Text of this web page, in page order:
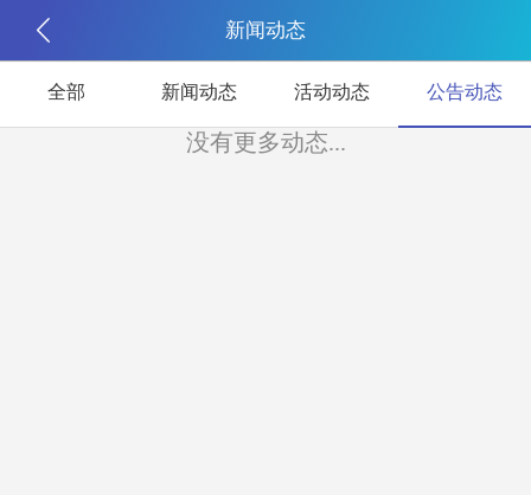
新闻动态
全部 新闻动态 活动动态 公告动态
没有更多动态...